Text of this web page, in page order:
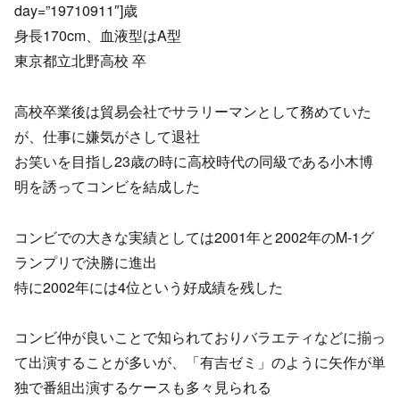
day=”19710911″]歳
身長170cm、血液型はA型
東京都立北野高校 卒
高校卒業後は貿易会社でサラリーマンとして務めていた
が、仕事に嫌気がさして退社
お笑いを目指し23歳の時に高校時代の同級である小木博
明を誘ってコンビを結成した
コンビでの大きな実績としては2001年と2002年のM-1グ
ランプリで決勝に進出
特に2002年には4位という好成績を残した
コンビ仲が良いことで知られておりバラエティなどに揃っ
て出演することが多いが、「有吉ゼミ」のように矢作が単
独で番組出演するケースも多々見られる